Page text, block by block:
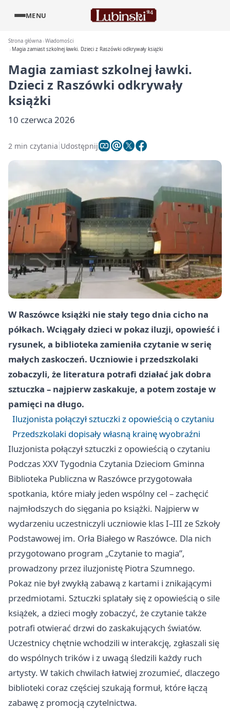
MENU
Strona główna Wiadomości
Magia zamiast szkolnej ławki. Dzieci z Raszówki odkrywały książki
Magia zamiast szkolnej ławki.
Dzieci z Raszówki odkrywały
książki
10 czerwca 2026
2 min czytania Udostępnij
W Raszówce książki nie stały tego dnia cicho na
półkach. Wciągały dzieci w pokaz iluzji, opowieść i
rysunek, a biblioteka zamieniła czytanie w serię
małych zaskoczeń. Uczniowie i przedszkolaki
zobaczyli, że literatura potrafi działać jak dobra
sztuczka – najpierw zaskakuje, a potem zostaje w
pamięci na długo.
Iluzjonista połączył sztuczki z opowieścią o czytaniu
Przedszkolaki dopisały własną krainę wyobraźni
Iluzjonista połączył sztuczki z opowieścią o czytaniu
Podczas XXV Tygodnia Czytania Dzieciom Gminna
Biblioteka Publiczna w Raszówce przygotowała
spotkania, które miały jeden wspólny cel – zachęcić
najmłodszych do sięgania po książki. Najpierw w
wydarzeniu uczestniczyli uczniowie klas I–III ze Szkoły
Podstawowej im. Orła Białego w Raszówce. Dla nich
przygotowano program „Czytanie to magia”,
prowadzony przez iluzjonistę Piotra Szumnego.
Pokaz nie był zwykłą zabawą z kartami i znikającymi
przedmiotami. Sztuczki splatały się z opowieścią o sile
książek, a dzieci mogły zobaczyć, że czytanie także
potrafi otwierać drzwi do zaskakujących światów.
Uczestnicy chętnie wchodzili w interakcję, zgłaszali się
do wspólnych trików i z uwagą śledzili każdy ruch
artysty. W takich chwilach łatwiej zrozumieć, dlaczego
biblioteki coraz częściej szukają formuł, które łączą
zabawę z promocją czytelnictwa.